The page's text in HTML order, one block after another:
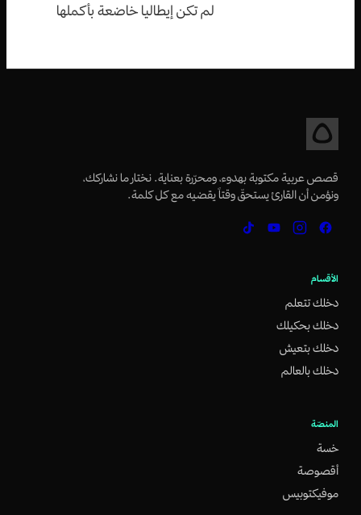
لم تكن إيطاليا خاضعة بأكملها
حقاً، على إزاحة (موسوليني) من
قصص عربية مكتوبة بهدوء، ومحرّرة بعناية. نختار ما نشاركك،
ونؤمن أن القارئ يستحقّ وقتاً يقضيه مع كل كلمة.
الأقسام
دخلك تتعلم
دخلك بحكيلك
دخلك بتعيش
دخلك بالعالم
المنصّة
خسة
أقصوصة
موفيكتوبيس